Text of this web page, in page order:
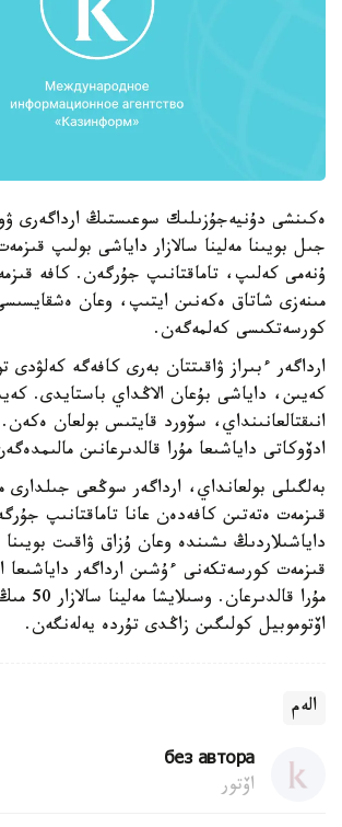
جىل بويىنا مەلينا سالازار داياشى بولىپ
ۇنەمى كەلىپ، تاماقتانىپ جۇرگەن. كافە
مىنەزى شاتاق ەكەنىن ايتىپ، وعان
كورسەتكىسى كەلمەگەن.
ارداگەر ءبىراز ۋاقىتتان بەرى كافەگە كەلۋدى
كەيىن، داياشى بۇعان الاڭداي باستايدى.
انىقتالعانىنداي، سۆورد قايتىس بولعان
ادۆوكاتى داياشىعا مۇرا قالدىرعانىن
بەلگىلى بولعانداي، ارداگەر سوڭعى جىلدارى
قىزمەت ەتەتىن كافەدەن عانا تاماقتانىپ
داياشىلاردىڭ ىشىندە وعان ۇزاق ۋاقىت
قىزمەت كورسەتكەنى ءۇشىن ارداگەر داياشىعا
مۇرا
اۆتوموبيل كولىگىن زاڭدى تۇردە يەلەنگەن.
الەم
без автора
اۆتور